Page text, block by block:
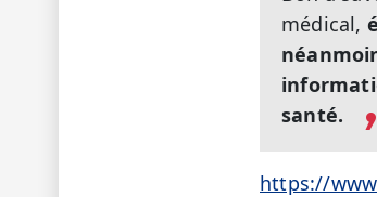
médical,
santé.
https://